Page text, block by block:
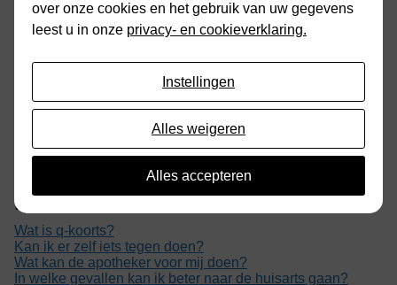
Terug naar overzicht
Medische Encyclopedie
Medische encyclopedie>Klachten zoeken>Klachten
Inhoud
Wat is q-koorts?
Kan ik er zelf iets tegen doen?
Wat kan de apotheker voor mij doen?
In welke gevallen kan ik beter naar de huisarts gaan?
over onze cookies en het gebruik van uw gegevens
leest u in onze privacy- en cookieverklaring.
Instellingen
Alles weigeren
Alles accepteren